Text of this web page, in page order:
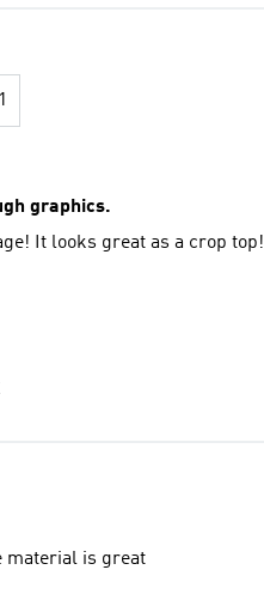
1
graphics.
It looks great as a crop top!
material is great